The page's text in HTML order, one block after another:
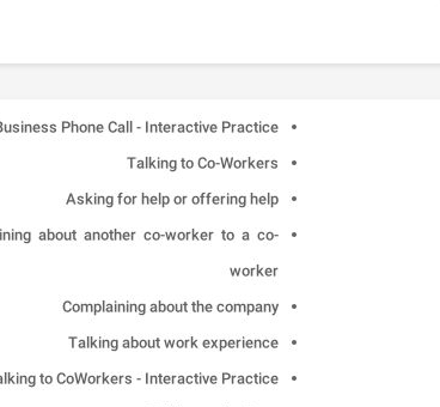
Phone Call - Interactive Practice
Talking to Co-Workers
Asking for help or offering help
about another co-worker to a co-
worker
Complaining about the company
Talking about work experience
to CoWorkers - Interactive Practice